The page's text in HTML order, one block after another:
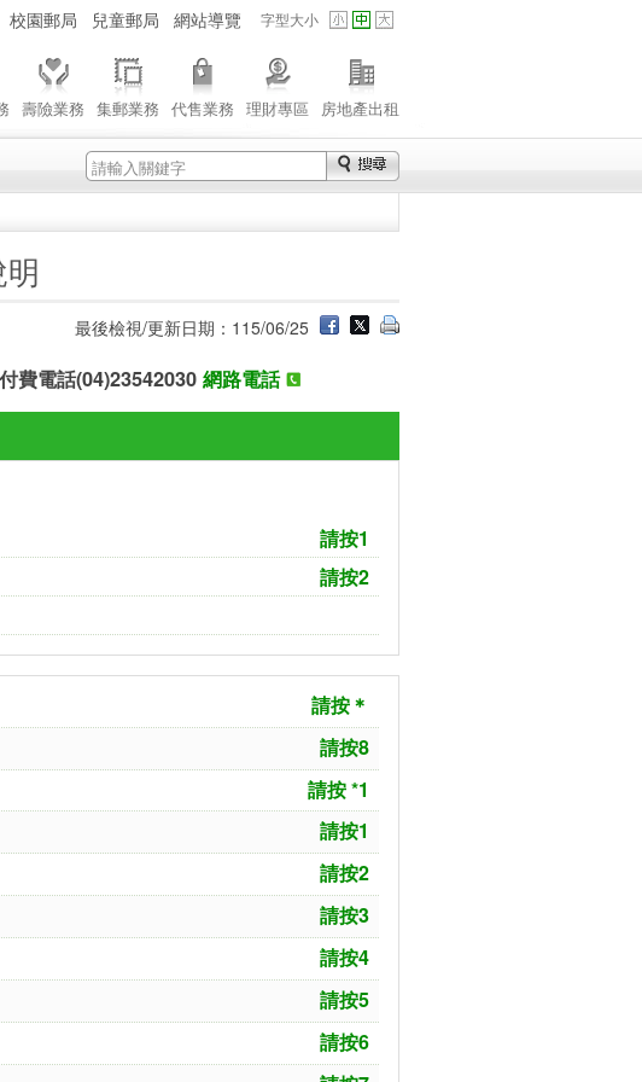
校園郵局 兒童郵局 網站導覽 字型大小
壽險業務 集郵業務 代售業務 理財專區 房地產出租
最後檢視/更新日期：115/06/25
費電話(04)23542030 網路電話
請按1
請按2
請按＊
請按8
請按 *1
請按1
請按2
請按3
請按4
請按5
請按6